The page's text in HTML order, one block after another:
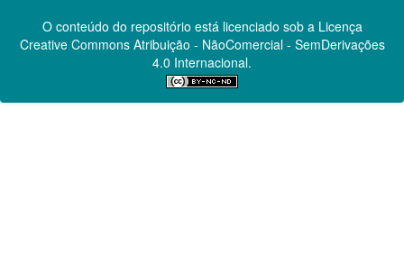
O conteúdo do repositório está licenciado sob a Licença
Creative CommonsAtribuição - NãoComercial - SemDerivações
4.0 Internacional.